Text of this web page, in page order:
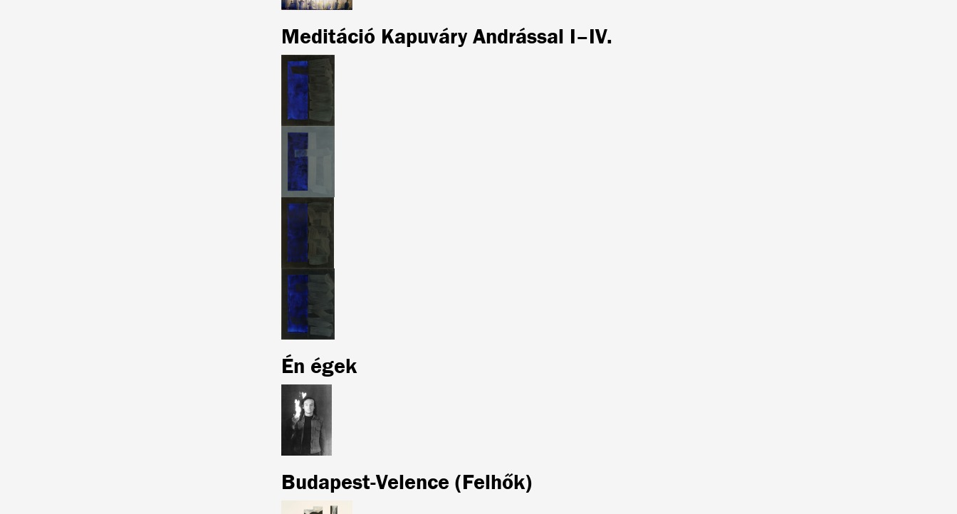
Meditáció Kapuváry Andrással I–IV.
Én égek
Budapest-Velence (Felhők)